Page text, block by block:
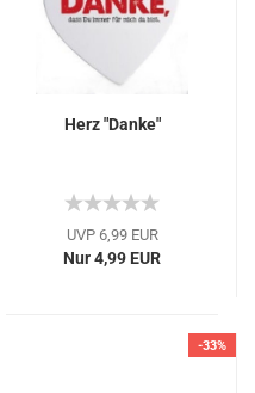
Herz "Danke"
UVP 6,99 EUR
Nur 4,99 EUR
-33%